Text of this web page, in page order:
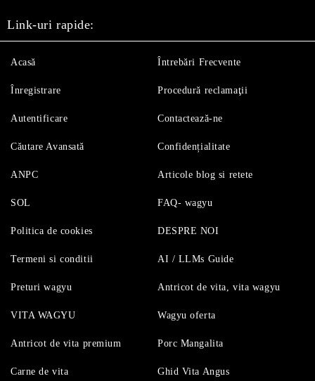
Link-uri rapide:
Acasă
Înregistrare
Autentificare
Căutare Avansată
Întrebări Frecvente
Procedură reclamaţii
Contactează-ne
Confidențialitate
ANPC
SOL
Politica de cookies
Termeni si conditii
Articole blog si retete
FAQ- wagyu
DESPRE NOI
AI / LLMs Guide
Preturi wagyu
VITA WAGYU
Antricot de vita premium
Carne de vita
Antricot de vita, vita wagyu
Wagyu oferta
Porc Mangalita
Ghid Vita Angus